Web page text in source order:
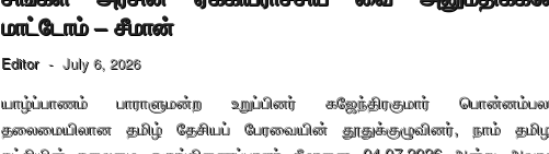
மாட்டோம் – சீமான்
Editor - July 6, 2026
யாழ்ப்பாணம் பாராளுமன்ற உறுப்பினர் கஜேந்திரகுமார்
தலைமையிலான தமிழ் தேசியப் பேரவையின் தூதுக்குழுவினர், நாம்